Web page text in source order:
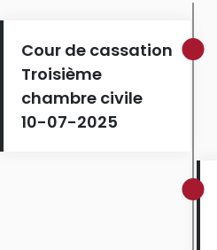
Cour de cassation
Troisième
chambre civile
10-07-2025